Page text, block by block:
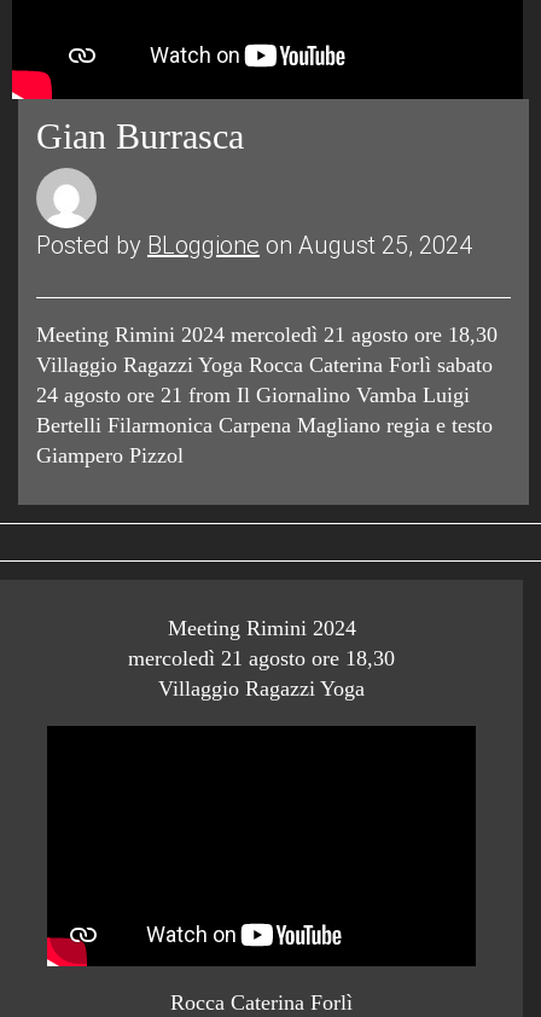
Gian Burrasca
Posted by BLoggione on August 25, 2024
Meeting Rimini 2024 mercoledì 21 agosto ore 18,30
Villaggio Ragazzi Yoga Rocca Caterina Forlì sabato
24 agosto ore 21 from Il Giornalino Vamba Luigi
Bertelli Filarmonica Carpena Magliano regia e testo
Giampero Pizzol
Meeting Rimini 2024
mercoledì 21 agosto ore 18,30
Villaggio Ragazzi Yoga
Rocca Caterina Forlì